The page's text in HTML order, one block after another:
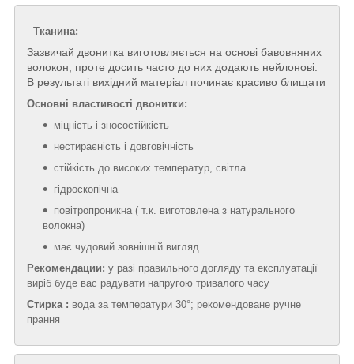
Тканина:
Зазвичай двонитка виготовляється на основі бавовняних
волокон, проте досить часто до них додають нейлонові.
В результаті вихідний матеріал починає красиво блищати
Основні властивості двонитки:
міцність і зносостійкість
нестираєність і довговічність
стійкість до високих температур, світла
гідроскопічна
повітропроникна ( т.к. виготовлена з натурального
волокна)
має чудовий зовнішній вигляд
Рекомендации: у разі правильного догляду та експлуатації
виріб буде вас радувати напругою тривалого часу
Стирка : вода за температури 30°; рекомендоване ручне
прання